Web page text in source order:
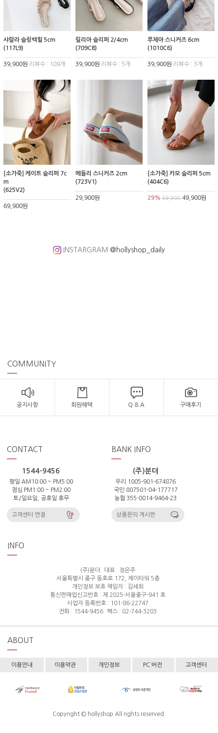
샤랄라 슬링백힐 5cm
(117L9)
39,900원 리뷰수 : 109개
릴리아 슬리퍼 2/4cm
(709C8)
39,900원 리뷰수 : 5개
루체아 스니커즈 6cm
(1010C6)
39,900원 리뷰수 : 3개
[소가죽] 케이트 슬리퍼 7c
m
(625V2)
69,900원
메들리 스니커즈 2cm
(723V1)
29,900원
[소가죽] 카모 슬리퍼 5cm
(404C6)
29% 69,90049,900원
INSTARGRAM @hollyshop_daily
COMMUNITY
공지사항 회원혜택 Q & A 구매후기
CONTACT
1544-9456
평일 AM10:00 ~ PM5:00
점심 PM1:00 ~ PM2:00
토/일요일, 공휴일 휴무
고객센터 연결
BANK INFO
(주)분더
우리 1005-901-674876
국민 807501-04-177717
농협 355-0014-9464-23
상품문의 게시판
INFO
(주)분더
대표 : 정은주
서울특별시 중구 동호로 172, 제이타워 5층
개인정보 보호 책임자 : 김세희
통신판매업신고번호 : 제 2025-서울중구-941 호
사업자 등록번호 : 101-86-22747
전화 : 1544-9456
팩스 : 02-744-3203
ABOUT
이용안내 이용약관 개인정보 PC 버전 고객센터
Copyright © hollyshop All rights reserved.